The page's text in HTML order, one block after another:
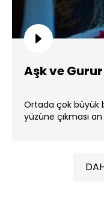
Aşk ve
Ortada çok büyük
yüzüne çıkması